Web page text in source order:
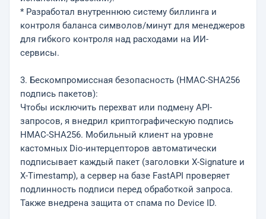
* Разработал внутреннюю систему биллинга и
контроля баланса символов/минут для менеджеров
для гибкого контроля над расходами на ИИ-
сервисы.
3. Бескомпромиссная безопасность (HMAC-SHA256
подпись пакетов):
Чтобы исключить перехват или подмену API-
запросов, я внедрил криптографическую подпись
HMAC-SHA256. Мобильный клиент на уровне
кастомных Dio-интерцепторов автоматически
подписывает каждый пакет (заголовки X-Signature и
X-Timestamp), а сервер на базе FastAPI проверяет
подлинность подписи перед обработкой запроса.
Также внедрена защита от спама по Device ID.